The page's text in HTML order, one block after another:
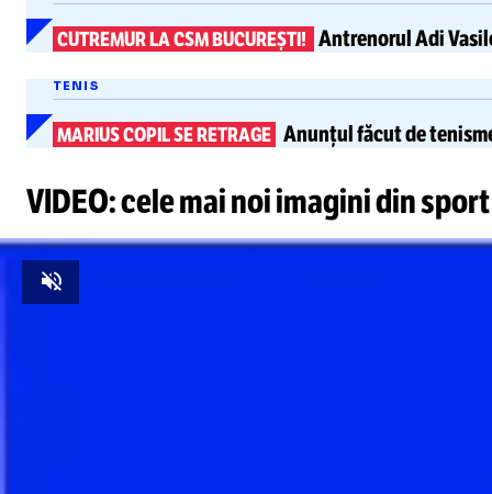
CUTREMUR LA CSM BUCUREȘTI! Antrenorul Adi
TENIS
MARIUS COPIL SE RETRAGE Anunțul făcut de
VIDEO: cele mai noi imagini din sport
Unmute